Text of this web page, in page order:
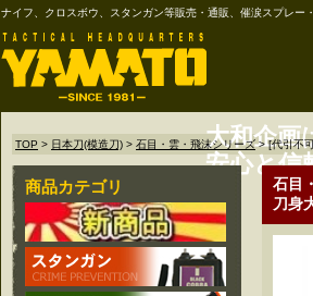
ナイフ、クロスボウ、スタンガン等販売・通販、催涙スプレー
大和企画
安心と信
TOP > 日本刀(模造刀) > 石目・雲・飛沫シリーズ>[代引不
商品カテゴリ
石目
刀身